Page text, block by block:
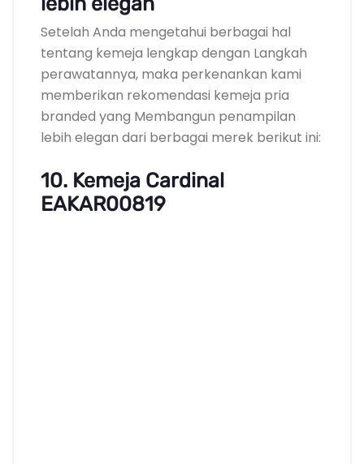
Setelah Anda mengetahui berbagai hal
tentang kemeja lengkap dengan Langkah
perawatannya, maka perkenankan kami
memberikan rekomendasi kemeja pria
branded yang Membangun penampilan
lebih elegan dari berbagai merek berikut ini:
10. Kemeja Cardinal
EAKAR00819